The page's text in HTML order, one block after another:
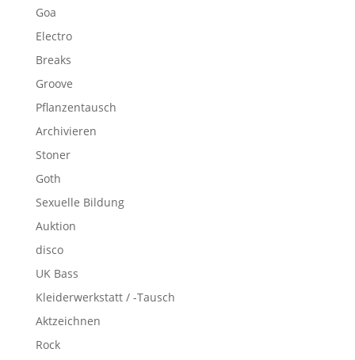
Goa
Electro
Breaks
Groove
Pflanzentausch
Archivieren
Stoner
Goth
Sexuelle Bildung
Auktion
disco
UK Bass
Kleiderwerkstatt / -Tausch
Aktzeichnen
Rock